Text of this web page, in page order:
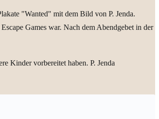
"Wanted" mit dem Bild von P. Jenda.
Games war. Nach dem Abendgebet in der
Kinder vorbereitet haben. P. Jenda